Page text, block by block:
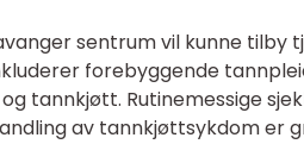
sentrum vil kunne tilby
forebyggende
tannkjøtt. Rutinemessige
av tannkjøttsykdom er